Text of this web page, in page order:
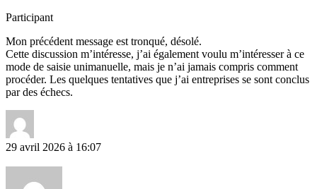
Participant
Mon précédent message est tronqué, désolé.
Cette discussion m’intéresse, j’ai également voulu m’intéresser à ce
mode de saisie unimanuelle, mais je n’ai jamais compris comment
procéder. Les quelques tentatives que j’ai entreprises se sont conclus
par des échecs.
29 avril 2026 à 16:07